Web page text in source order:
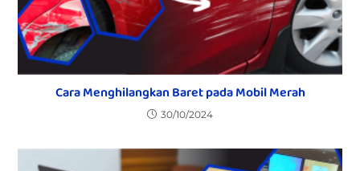
Cara Menghilangkan Baret pada Mobil Merah
30/10/2024